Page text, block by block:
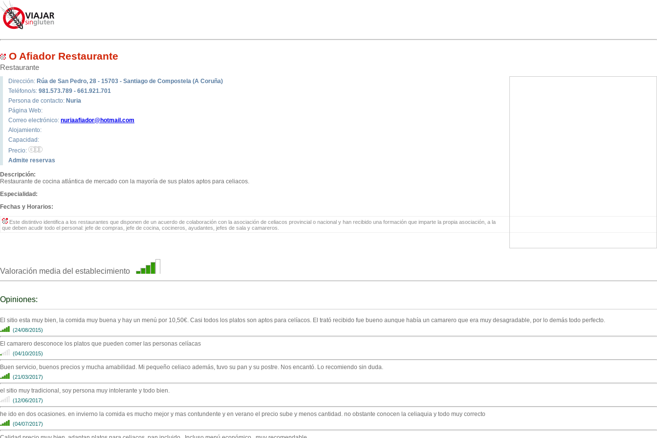
O Afiador Restaurante
Restaurante
Dirección: Rúa de San Pedro, 28 - 15703 - Santiago de Compostela (A Coruña)
Teléfono/s: 981.573.789 - 661.921.701
Persona de contacto: Nuria
Página Web:
Correo electrónico: nuriaafiador@hotmail.com
Alojamiento:
Capacidad:
Precio:
Admite reservas
Descripción:
Restaurante de cocina atlántica de mercado con la mayoría de sus platos aptos para celiacos.
Especialidad:
Fechas y Horarios:
Este distintivo identifica a los restaurantes que disponen de un acuerdo de colaboración con la asociación de celiacos provincial o nacional y han recibido una formación que imparte la propia asociación, a la
que deben acudir todo el personal: jefe de compras, jefe de cocina, cocineros, ayudantes, jefes de sala y camareros.
Valoración media del establecimiento
Opiniones:
El sitio esta muy bien, la comida muy buena y hay un menú por 10,50€. Casi todos los platos son aptos para celíacos. El trató recibido fue bueno aunque había un camarero que era muy desagradable, por lo demás todo perfecto.
(24/08/2015)
El camarero desconoce los platos que pueden comer las personas celíacas
(04/10/2015)
Buen servicio, buenos precios y mucha amabilidad. Mi pequeño celiaco además, tuvo su pan y su postre. Nos encantó. Lo recomiendo sin duda.
(21/03/2017)
el sitio muy tradicional, soy persona muy intolerante y todo bien.
(12/06/2017)
he ido en dos ocasiones. en invierno la comida es mucho mejor y mas contundente y en verano el precio sube y menos cantidad. no obstante conocen la celiaquia y todo muy correcto
(04/07/2017)